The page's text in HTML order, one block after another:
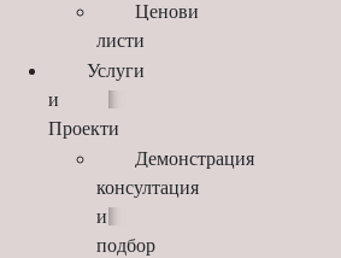
Ценови
листи
Услуги
и
Проекти
Демонстрация
консултация
и
подбор